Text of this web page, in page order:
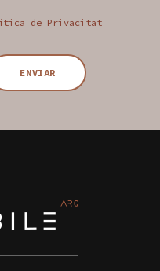
de Privacitat